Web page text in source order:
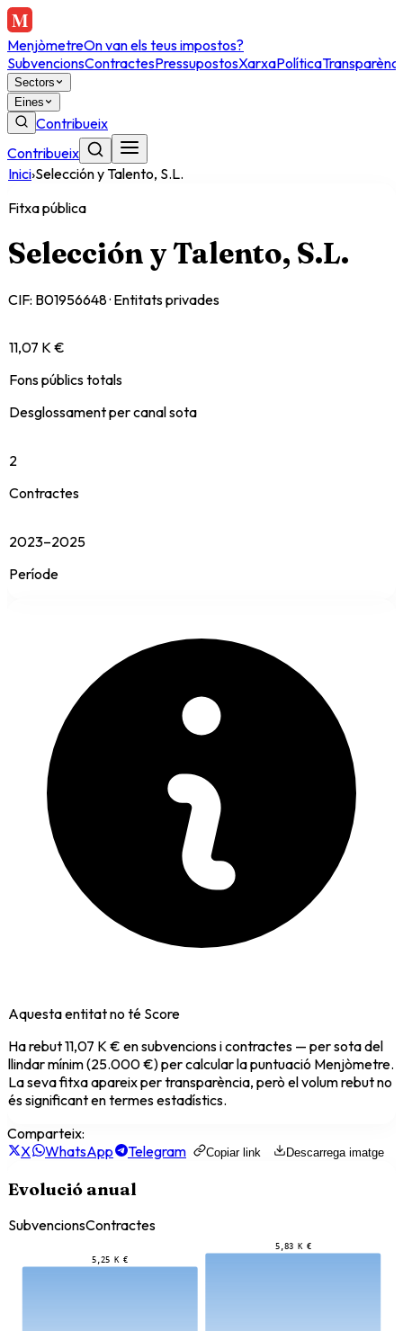
MenjòmetreOn van els teus impostos?
SubvencionsContractesPressupostosXarxaPolítica
Sectors
Eines
Contribueix
Contribueix
Inici›Selección y Talento, S.L.
Fitxa pública
Selección y Talento, S.L.
CIF: B01956648· Entitats privades
11,07 K €
Fons públics totals
Desglossament per canal sota
2
Contractes
2023–2025
Període
Aquesta entitat no té Score
Ha rebut11,07 K € en subvencions i contractes — per sota del
llindar mínim (25.000 €) per calcular la puntuació Menjòmetre.
La seva fitxa apareix per transparència, però el volum rebut no
és significant en termes estadístics.
Comparteix:
X
WhatsApp Telegram Copiar link Descarrega imatge
Evolució anual
SubvencionsContractes
5,25 K €
5,83 K €